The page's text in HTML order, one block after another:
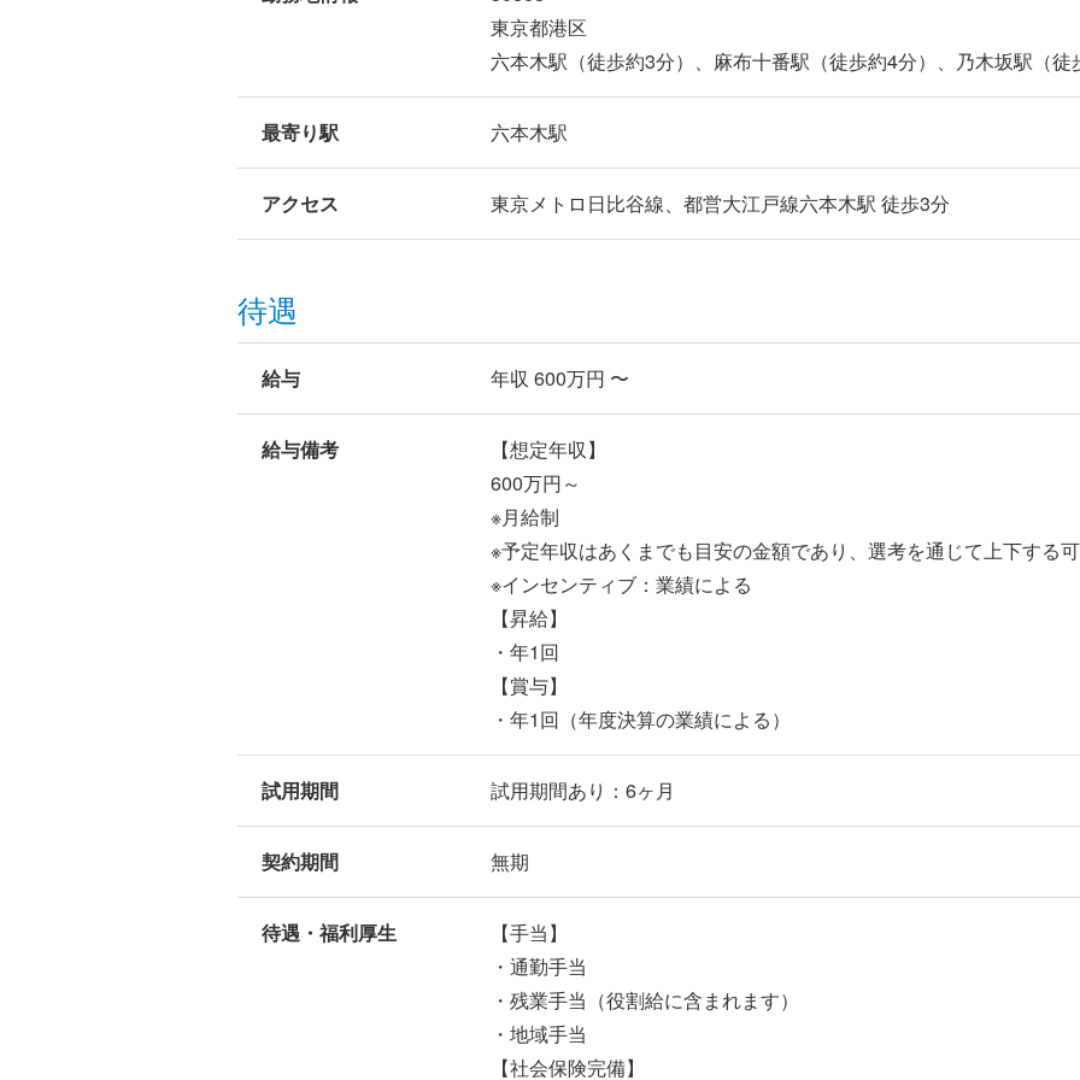
東京都港区
六本木駅（徒歩約3分）、麻布十番駅（徒歩約4分）、乃木坂駅（徒
最寄り駅 六本木駅
アクセス 東京メトロ日比谷線、都営大江戸線六本木駅 徒歩3分
待遇
給与 年収 600万円 〜
給与備考
【想定年収】
600万円～
※月給制
※予定年収はあくまでも目安の金額であり、選考を通じて上下する可
※インセンティブ：業績による
【昇給】
・年1回
【賞与】
・年1回（年度決算の業績による）
試用期間 試用期間あり：6ヶ月
契約期間 無期
待遇・福利厚生
【手当】
・通勤手当
・残業手当（役割給に含まれます）
・地域手当
【社会保険完備】